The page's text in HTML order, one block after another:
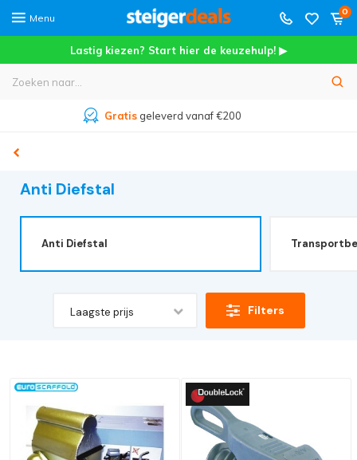
Menu
0
Lastig kiezen? Start hier de keuzehulp! ▶
Meer dan45.000+tevreden klanten
Anti Diefstal
Anti Diefstal
Laagste prijs Filters